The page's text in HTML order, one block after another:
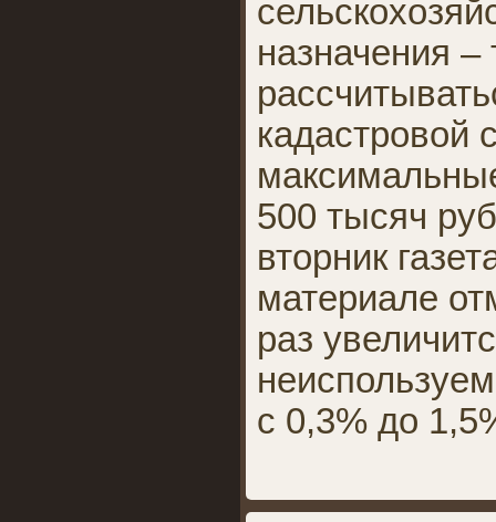
назначения –
кадастровой
500 тысяч
вторник
материале
раз
с 0,3% до